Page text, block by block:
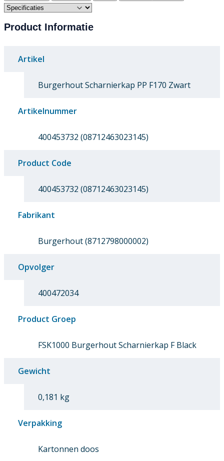
Product Informatie
Artikel
Burgerhout Scharnierkap PP F170 Zwart
Artikelnummer
400453732 (08712463023145)
Product Code
400453732 (08712463023145)
Fabrikant
Burgerhout (8712798000002)
Opvolger
400472034
Product Groep
FSK1000 Burgerhout Scharnierkap F Black
Gewicht
0,181 kg
Verpakking
Kartonnen doos